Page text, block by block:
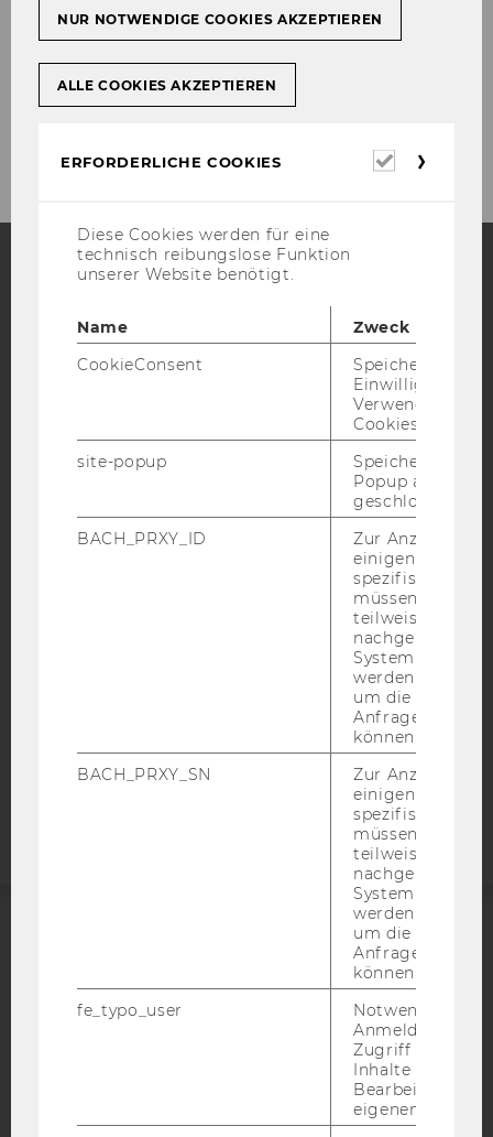
Projekte
Bluesky
IMPRESSUM
BARRIEREFREIHEITSERKLÄRUNG WEBSEITE
DATENSCHUTZERKLÄRUNG
DATENSCHUTZERKLÄRUNG SOCIAL MEDIA
DATENSCHUTZERKLÄRUNG
STUDIENBEWERBER*INNEN UND STUDIERENDE
Barrierefreiheitserklärung
EQUIS AACSB
NUR NOTWENDIGE COOKIES AKZEPTIEREN
ALLE COOKIES AKZEPTIEREN
ERFORDERLICHE COOKIES
Diese Cookies werden für eine
technisch reibungslose Funktion
unserer Website benötigt.
Name
Zweck
CookieConsent
Speichert Ihre
Einwilligung zur
Verwendung von
Cookies.
site-popup
Speichert ob ein
Popup
geschlossen
BACH_PRXY_ID
Zur Anzeige von
einigen WU-
spezifischen
müssen
teilweise von
nachgelagerten
System
werden.
um die Antwort
Anfrage
können.
BACH_PRXY_SN
Zur Anzeige von
einigen WU-
spezifischen
müssen
teilweise von
nachgelagerten
System
werden.
um die Antwort
Anfrage
können.
fe_typo_user
Notwendig für
Anmeldung und
Zugriff auf
Inhalte oder zur
Bearbeitung des
eigenen Profils.